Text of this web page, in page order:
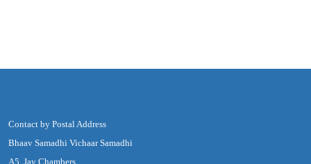
Contact by Postal Address
Bhaav Samadhi Vichaar Samadhi
A5, Jay Chambers,